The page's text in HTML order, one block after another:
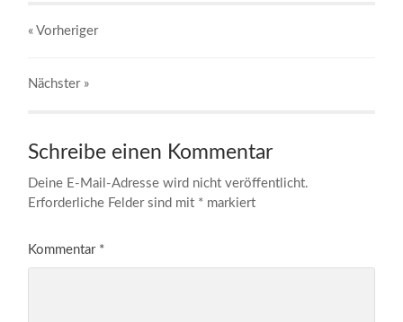
« Vorheriger
Nächster »
Schreibe einen Kommentar
Deine E-Mail-Adresse wird nicht veröffentlicht.
Erforderliche Felder sind mit * markiert
Kommentar *